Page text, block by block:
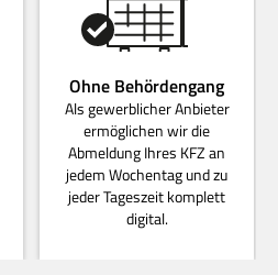
Ohne Behördengang
Als gewerblicher Anbieter
ermöglichen wir die
Abmeldung Ihres KFZ an
jedem Wochentag und zu
jeder Tageszeit komplett
digital.